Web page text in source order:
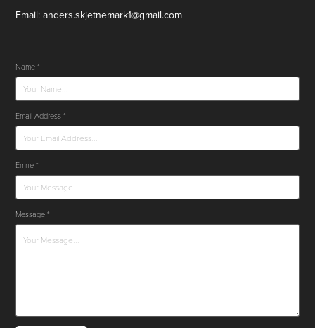
Email: anders.skjetnemark1@gmail.com
Name *
Email Address *
Emne *
Message *